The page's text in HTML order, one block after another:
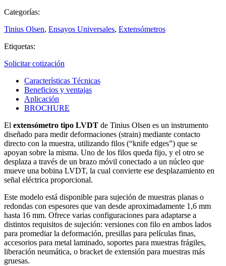
Categorías:
Tinius Olsen, Ensayos Universales, Extensómetros
Etiquetas:
Solicitar cotización
Características Técnicas
Beneficios y ventajas
Aplicación
BROCHURE
El extensómetro tipo LVDT de Tinius Olsen es un instrumento
diseñado para medir deformaciones (strain) mediante contacto
directo con la muestra, utilizando filos (“knife edges”) que se
apoyan sobre la misma. Uno de los filos queda fijo, y el otro se
desplaza a través de un brazo móvil conectado a un núcleo que
mueve una bobina LVDT, la cual convierte ese desplazamiento en
señal eléctrica proporcional.
Este modelo está disponible para sujeción de muestras planas o
redondas con espesores que van desde aproximadamente 1,6 mm
hasta 16 mm. Ofrece varias configuraciones para adaptarse a
distintos requisitos de sujeción: versiones con filo en ambos lados
para promediar la deformación, presillas para películas finas,
accesorios para metal laminado, soportes para muestras frágiles,
liberación neumática, o bracket de extensión para muestras más
gruesas.